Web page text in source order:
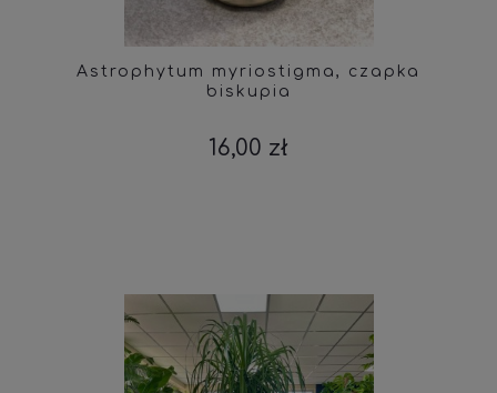
Astrophytum myriostigma, czapka
biskupia
16,00 zł